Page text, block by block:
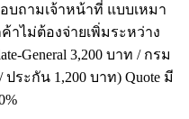
บถามเจ้าหน้าที่ แบบเหมา
าไม่ต้องจ่ายเพิ่มระหว่าง
General 3,200 บาท / กรม
ระกัน 1,200 บาท) Quote มี